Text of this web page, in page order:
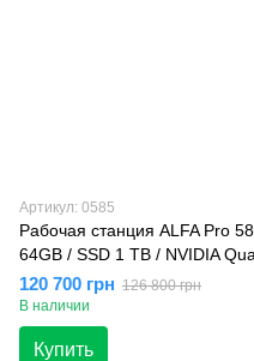
Артикул: 0585
Рабочая станция ALFA Pro
64GB / SSD 1 TB / NVIDIA
120 700 грн 126 800 грн
В наличии
Купить